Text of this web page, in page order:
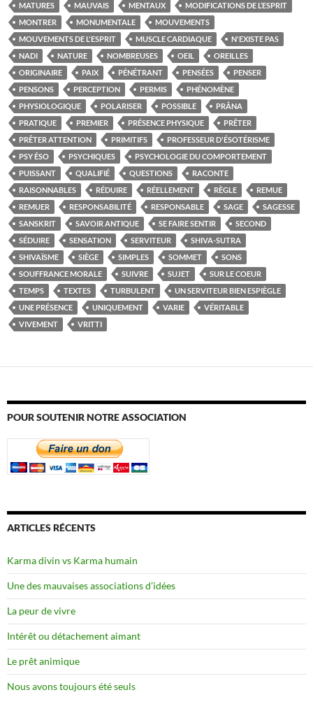
MATURES MAUVAIS MENTAUX
MODIFICATIONS DE L’ESPRIT
MONTRER
MONUMENTALE
MOUVEMENTS
MOUVEMENTS DE L'ESPRIT
MUSCLE CARDIAQUE
N'EXISTE PAS
NADI
NATURE NOMBREUSES OEIL
OREILLES
ORIGINAIRE
PAIX PÉNÉTRANT PENSÉES
PENSER
PENSONS
PERCEPTION PERMIS
PHÉNOMÈNE
PHYSIOLOGIQUE
POLARISER POSSIBLE
PRÂNA
PRATIQUE
PREMIER PRÉSENCE PHYSIQUE
PRÊTER
PRÊTER ATTENTION
PRIMITIFS
PROFESSEUR D'ÉSOTÉRISME
PSY ÉSO
PSYCHIQUES
PSYCHOLOGIE DU COMPORTEMENT
PUISSANT
QUALIFIÉ QUESTIONS
RACONTE
RAISONNABLES
RÉDUIRE RÉELLEMENT RÈGLE
REMUE
REMUER
RESPONSABILITÉ RESPONSABLE SAGE
SAGESSE
SANSKRIT
SAVOIR ANTIQUE SE FAIRE SENTIR
SECOND
SÉDUIRE
SENSATION SERVITEUR
SHIVA-SUTRA
SHIVAÏSME
SIÈGE SIMPLES SOMMET
SONS
SOUFFRANCE MORALE
SUIVRE SUJET
SUR LE COEUR
TEMPS
TEXTES TURBULENT
UN SERVITEUR BIEN ESPIÈGLE
UNE PRÉSENCE
UNIQUEMENT VARIE
VÉRITABLE
VIVEMENT
VRITTI
POUR SOUTENIR NOTRE ASSOCIATION
ARTICLES RÉCENTS
Karma divin vs Karma humain
Une des mauvaises associations d’idées
La peur de vivre
Intérêt ou détachement aimant
Le prêt animique
Nous avons toujours été seuls